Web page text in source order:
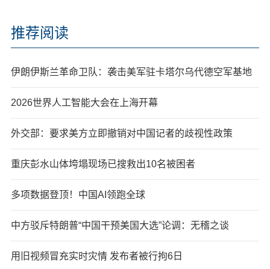
推荐阅读
伊朗伊斯兰革命卫队：袭击美军驻卡塔尔乌代德空军基地
2026世界人工智能大会在上海开幕
外交部：要求美方立即撤销对中国记者的歧视性政策
重庆彭水山体垮塌现场已搜救出10名被困者
多项数据登顶！中国AI领跑全球
中方驳斥特朗普“中国干预美国大选”论调：无稽之谈
用旧视频冒充实时灾情 发布者被行拘6日